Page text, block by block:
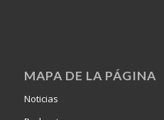
MAPA DE LA PÁGINA
Noticias